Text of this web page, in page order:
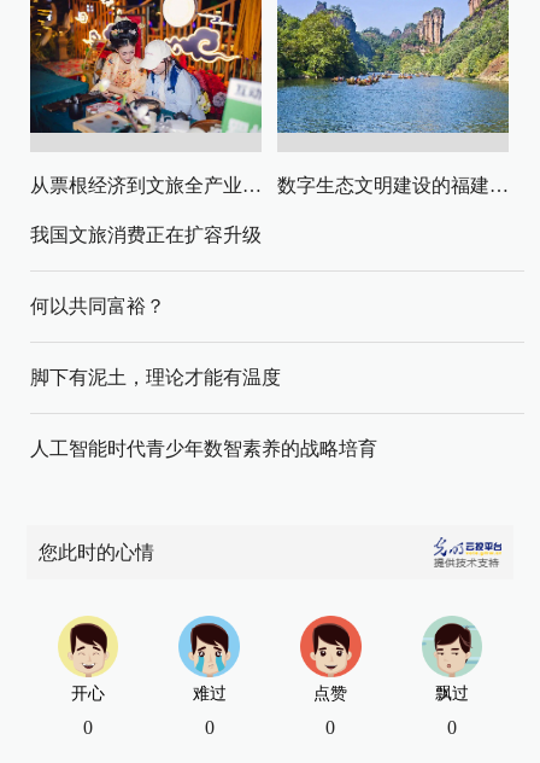
从票根经济到文旅全产业链升级 数字生态文明建设的福建路径与启示
我国文旅消费正在扩容升级
何以共同富裕？
脚下有泥土，理论才能有温度
人工智能时代青少年数智素养的战略培育
您此时的心情
开心
0
难过
0
点赞
0
飘过
0